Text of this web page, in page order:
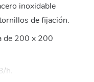
inoxidable
de fijación.
de 200 x 200
h.